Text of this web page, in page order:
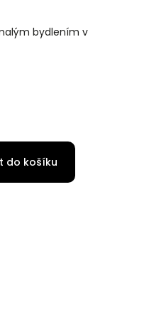
bydlením v
do košíku